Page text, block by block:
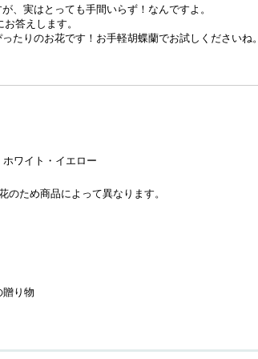
、実はとっても手間いらず！なんですよ。
答えします。
たりのお花です！お手軽胡蝶蘭でお試しくださいね。
ワイト・イエロー
ため商品によって異なります。
贈り物